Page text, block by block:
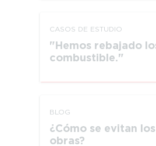
CASOS DE ESTUDIO
Hemos rebajado
combustible.
BLOG
¿Cómo se evitan
obras?